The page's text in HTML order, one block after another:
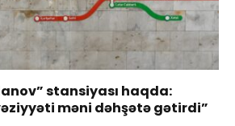
stansiyası haqda:
məni dəhşətə gətirdi”